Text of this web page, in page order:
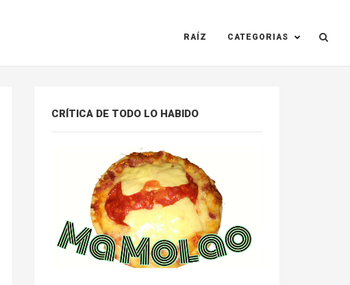
RAÍZ CATEGORIAS
CRÍTICA DE TODO LO HABIDO